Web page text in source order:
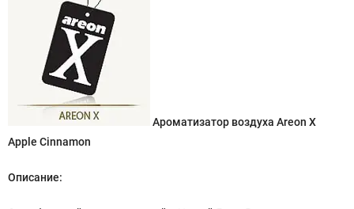
Ароматизатор воздуха Areon X
Apple Cinnamon
Описание: